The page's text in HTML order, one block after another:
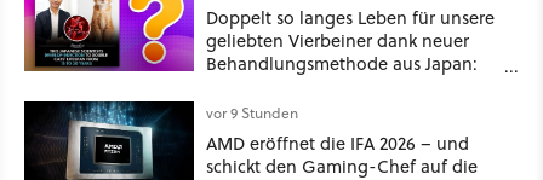
Doppelt so langes Leben für unsere
geliebten Vierbeiner dank neuer
Behandlungsmethode aus Japan:
Kommentare zeigt, dass es nicht so
einfach ist
vor 9 Stunden
AMD eröffnet die IFA 2026 – und
schickt den Gaming-Chef auf die